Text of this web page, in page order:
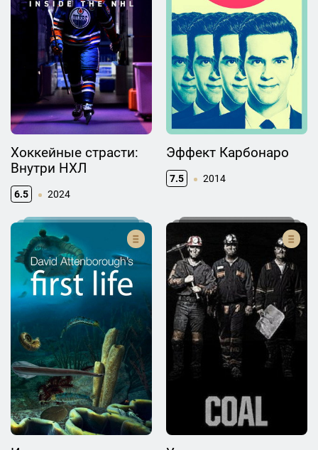
Хоккейные страсти:
Внутри НХЛ
6.5 2024
Эффект Карбонаро
7.5 2014